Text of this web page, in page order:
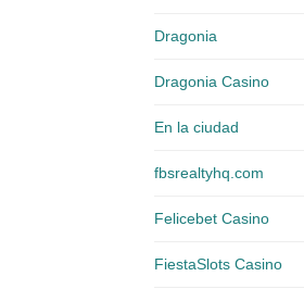
Dragonia
Dragonia Casino
En la ciudad
fbsrealtyhq.com
Felicebet Casino
FiestaSlots Casino